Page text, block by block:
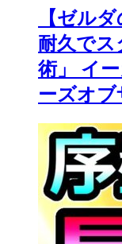
【ゼル
耐久でス
術」 イ
ーズオブ